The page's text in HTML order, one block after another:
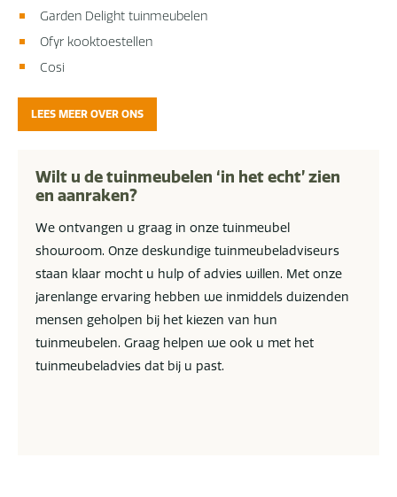
Garden Delight tuinmeubelen
Ofyr kooktoestellen
Cosi
LEES MEER OVER ONS
Wilt u de tuinmeubelen ‘in het echt’ zien
en aanraken?
We ontvangen u graag in onze tuinmeubel
showroom. Onze deskundige tuinmeubeladviseurs
staan klaar mocht u hulp of advies willen. Met onze
jarenlange ervaring hebben we inmiddels duizenden
mensen geholpen bij het kiezen van hun
tuinmeubelen. Graag helpen we ook u met het
tuinmeubeladvies dat bij u past.